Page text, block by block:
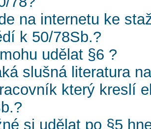
na internetu ke
k 50/78Sb.?
udělat §6 ?
slušná literatura
který kreslí
si udělat po §5